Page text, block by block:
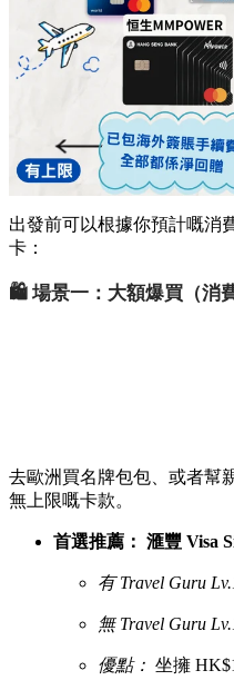
出發前可以根據你預計嘅消
卡：
🛍️ 場景一：大額爆買（消
去歐洲買名牌包包、或者幫
無上限嘅卡款。
首選推薦： 滙豐 Visa
有 Travel Guru
無 Travel Guru
優點： 坐擁